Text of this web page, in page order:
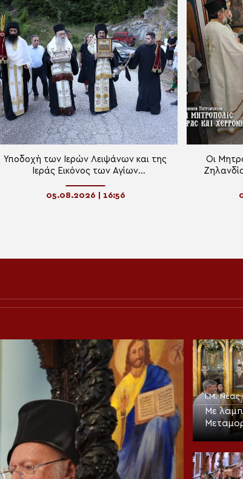
Υποδοχή των Ιερών Λειψάνων και της
Ιεράς Εικόνος των Αγίων
Μακεδονικά Μετέωρα
05.08.2026 | 16:56
Οι
Ι.Μ. Νέας
Με
στην